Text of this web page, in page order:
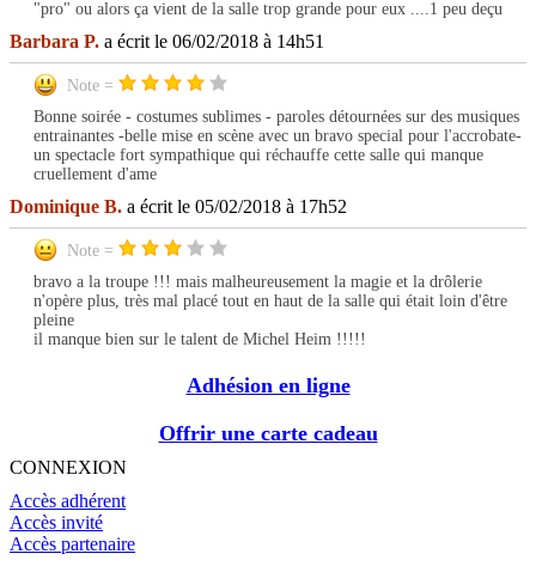
"pro" ou alors ça vient de la salle trop grande pour eux ....1 peu deçu
Barbara P. a écrit le 06/02/2018 à 14h51
Note =
Bonne soirée - costumes sublimes - paroles détournées sur des musiques
entrainantes -belle mise en scène avec un bravo special pour l'accrobate-
un spectacle fort sympathique qui réchauffe cette salle qui manque
cruellement d'ame
Dominique B. a écrit le 05/02/2018 à 17h52
Note =
bravo a la troupe !!! mais malheureusement la magie et la drôlerie
n'opère plus, très mal placé tout en haut de la salle qui était loin d'être
pleine
il manque bien sur le talent de Michel Heim !!!!!
Adhésion en ligne
Offrir une carte cadeau
CONNEXION
Accès adhérent
Accès invité
Accès partenaire